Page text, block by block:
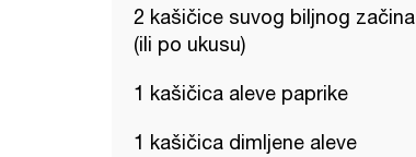
2 kašičice suvog biljnog začina
(ili po ukusu)
1 kašičica aleve paprike
1 kašičica dimljene aleve